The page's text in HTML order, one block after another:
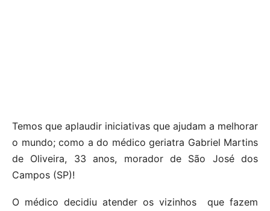
Temos que aplaudir iniciativas que ajudam a melhorar
o mundo; como a do médico geriatra Gabriel Martins
de Oliveira, 33 anos, morador de São José dos
Campos (SP)!
O médico decidiu atender os vizinhos que fazem